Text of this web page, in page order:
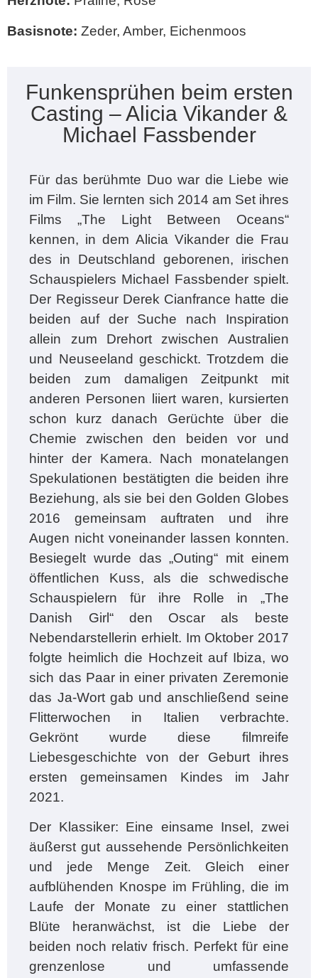
Basisnote: Zeder, Amber, Eichenmoos
Funkensprühen beim ersten
Casting – Alicia Vikander &
Michael Fassbender
Für das berühmte Duo war die Liebe wie
im Film. Sie lernten sich 2014 am Set ihres
Films „The Light Between Oceans“
kennen, in dem Alicia Vikander die Frau
des in Deutschland geborenen, irischen
Schauspielers Michael Fassbender spielt.
Der Regisseur Derek Cianfrance hatte die
beiden auf der Suche nach Inspiration
allein zum Drehort zwischen Australien
und Neuseeland geschickt. Trotzdem die
beiden zum damaligen Zeitpunkt mit
anderen Personen liiert waren, kursierten
schon kurz danach Gerüchte über die
Chemie zwischen den beiden vor und
hinter der Kamera. Nach monatelangen
Spekulationen bestätigten die beiden ihre
Beziehung, als sie bei den Golden Globes
2016 gemeinsam auftraten und ihre
Augen nicht voneinander lassen konnten.
Besiegelt wurde das „Outing“ mit einem
öffentlichen Kuss, als die schwedische
Schauspielern für ihre Rolle in „The
Danish Girl“ den Oscar als beste
Nebendarstellerin erhielt. Im Oktober 2017
folgte heimlich die Hochzeit auf Ibiza, wo
sich das Paar in einer privaten Zeremonie
das Ja-Wort gab und anschließend seine
Flitterwochen in Italien verbrachte.
Gekrönt wurde diese filmreife
Liebesgeschichte von der Geburt ihres
ersten gemeinsamen Kindes im Jahr
2021.
Der Klassiker: Eine einsame Insel, zwei
äußerst gut aussehende Persönlichkeiten
und jede Menge Zeit. Gleich einer
aufblühenden Knospe im Frühling, die im
Laufe der Monate zu einer stattlichen
Blüte heranwächst, ist die Liebe der
beiden noch relativ frisch. Perfekt für eine
grenzenlose und umfassende